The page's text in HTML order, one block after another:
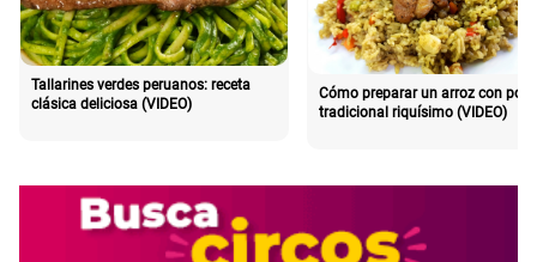
Tallarines verdes peruanos: receta
clásica deliciosa (VIDEO)
Cómo preparar un arroz con pollo
tradicional riquísimo (VIDEO)